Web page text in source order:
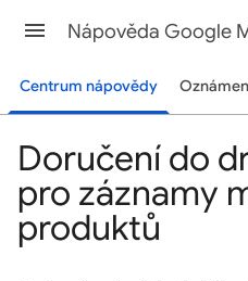
Centrum nápovědy
Doručení do
pro záznamy
produktů